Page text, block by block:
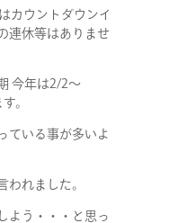
カウントダウンイ
連休等はありませ
今年は2/2～
。
ている事が多いよ
われました。
よう・・・と思っ